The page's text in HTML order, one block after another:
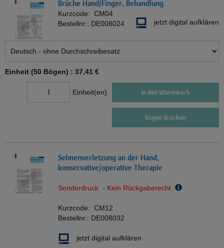
Brüche Hand/Finger, Behandlung
Kurzcode: CM04
Bestellnr.: DE008024 jetzt digital aufklären
Einheit (50 Bögen) : 37,41 €
Einheit(en) In den Warenkorb
Bogen drucken
Sehnenverletzung an der Hand,
konservative/operative Therapie
Sonderdruck - Kein Rückgaberecht
Kurzcode: CM12
Bestellnr.: DE008032
jetzt digital aufklären